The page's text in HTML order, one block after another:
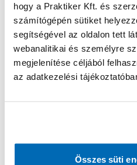
hogy a Praktiker Kft. és
számítógépén sütiket
segítségével az oldalon tett
webanalitikai és személyre
megjelenítése céljából
az adatkezelési
Összes süti